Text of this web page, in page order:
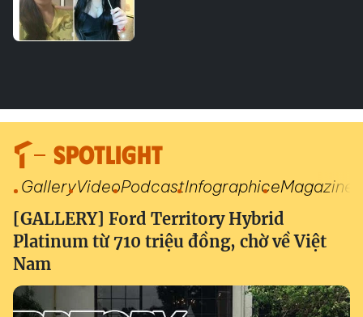
SPOTLIGHT
GalleryVideoPodcastInfographiceMagazine
[GALLERY] Ford Territory Hybrid
Platinum từ 710 triệu đồng, chờ về Việt
Nam